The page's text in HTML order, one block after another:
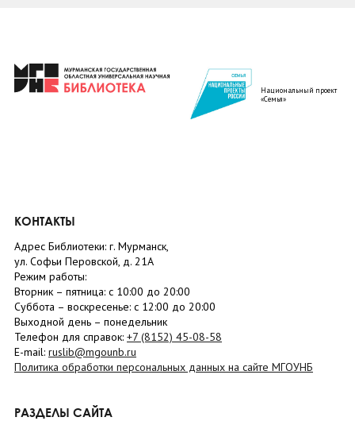
Национальный проект
«Семья»
КОНТАКТЫ
Адрес Библиотеки: г. Мурманск,
ул. Софьи Перовской, д. 21А
Режим работы:
Вторник – пятница: с 10:00 до 20:00
Суббота – воскресенье: c 12:00 до 20:00
Выходной день – понедельник
Телефон для справок: +7 (8152) 45-08-58
E-mail: ruslib@mgounb.ru
Политика обработки персональных данных на сайте МГОУНБ
РАЗДЕЛЫ САЙТА